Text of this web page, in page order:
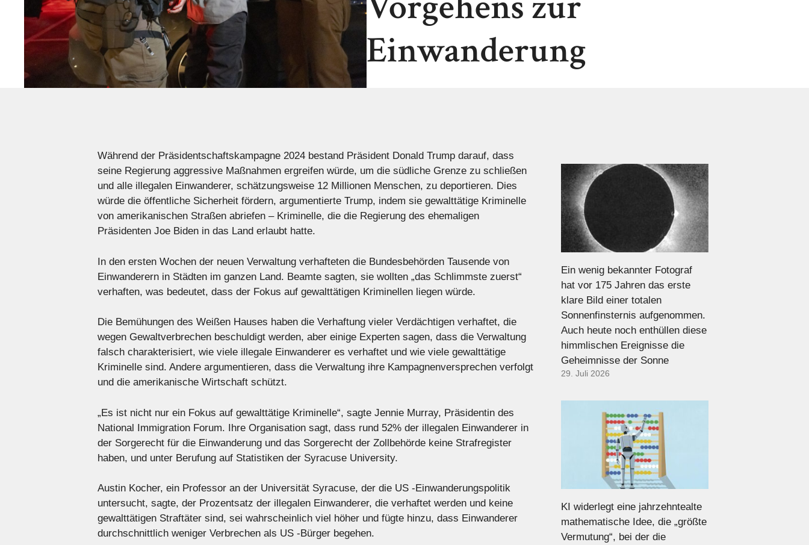
Einwanderung
Während der Präsidentschaftskampagne 2024 bestand Präsident Donald Trump darauf, dass
seine Regierung aggressive Maßnahmen ergreifen würde, um die südliche Grenze zu schließen
und alle illegalen Einwanderer, schätzungsweise 12 Millionen Menschen, zu deportieren. Dies
würde die öffentliche Sicherheit fördern, argumentierte Trump, indem sie gewalttätige Kriminelle
von amerikanischen Straßen abriefen – Kriminelle, die die Regierung des ehemaligen
Präsidenten Joe Biden in das Land erlaubt hatte.
In den ersten Wochen der neuen Verwaltung verhafteten die Bundesbehörden Tausende von
Einwanderern in Städten im ganzen Land. Beamte sagten, sie wollten „das Schlimmste zuerst“
verhaften, was bedeutet, dass der Fokus auf gewalttätigen Kriminellen liegen würde.
Die Bemühungen des Weißen Hauses haben die Verhaftung vieler Verdächtigen verhaftet, die
wegen Gewaltverbrechen beschuldigt werden, aber einige Experten sagen, dass die Verwaltung
falsch charakterisiert, wie viele illegale Einwanderer es verhaftet und wie viele gewalttätige
Kriminelle sind. Andere argumentieren, dass die Verwaltung ihre Kampagnenversprechen verfolgt
und die amerikanische Wirtschaft schützt.
„Es ist nicht nur ein Fokus auf gewalttätige Kriminelle“, sagte Jennie Murray, Präsidentin des
National Immigration Forum. Ihre Organisation sagt, dass rund 52% der illegalen Einwanderer in
der Sorgerecht für die Einwanderung und das Sorgerecht der Zollbehörde keine Strafregister
haben, und unter Berufung auf Statistiken der Syracuse University.
Austin Kocher, ein Professor an der Universität Syracuse, der die US -Einwanderungspolitik
untersucht, sagte, der Prozentsatz der illegalen Einwanderer, die verhaftet werden und keine
gewalttätigen Straftäter sind, sei wahrscheinlich viel höher und fügte hinzu, dass Einwanderer
durchschnittlich weniger Verbrechen als US -Bürger begehen.
Ein wenig bekannter Fotograf
hat vor 175 Jahren das erste
klare Bild einer totalen
Sonnenfinsternis aufgenommen.
Auch heute noch enthüllen diese
himmlischen Ereignisse die
Geheimnisse der Sonne
29. Juli 2026
KI widerlegt eine jahrzehntealte
mathematische Idee, die „größte
Vermutung“, bei der die